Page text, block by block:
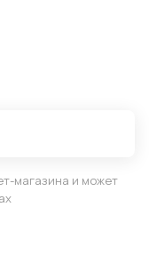
магазина и может